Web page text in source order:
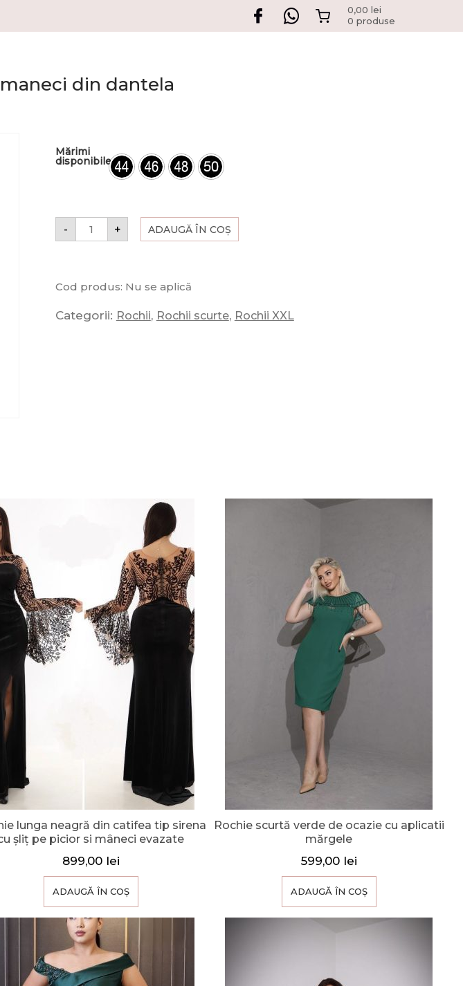
0,00 lei
0 produse
din dantela
Mărimi
disponibile
- + ADAUGĂ ÎN COȘ
Cod produs: Nu se aplică
Categorii: Rochii, Rochii scurte, Rochii XXL
lunga neagră din catifea tip sirena
șliț pe picior si mâneci evazate
899,00 lei
ADAUGĂ ÎN COȘ
Rochie scurtă verde de ocazie cu aplicatii
mărgele
599,00 lei
ADAUGĂ ÎN COȘ